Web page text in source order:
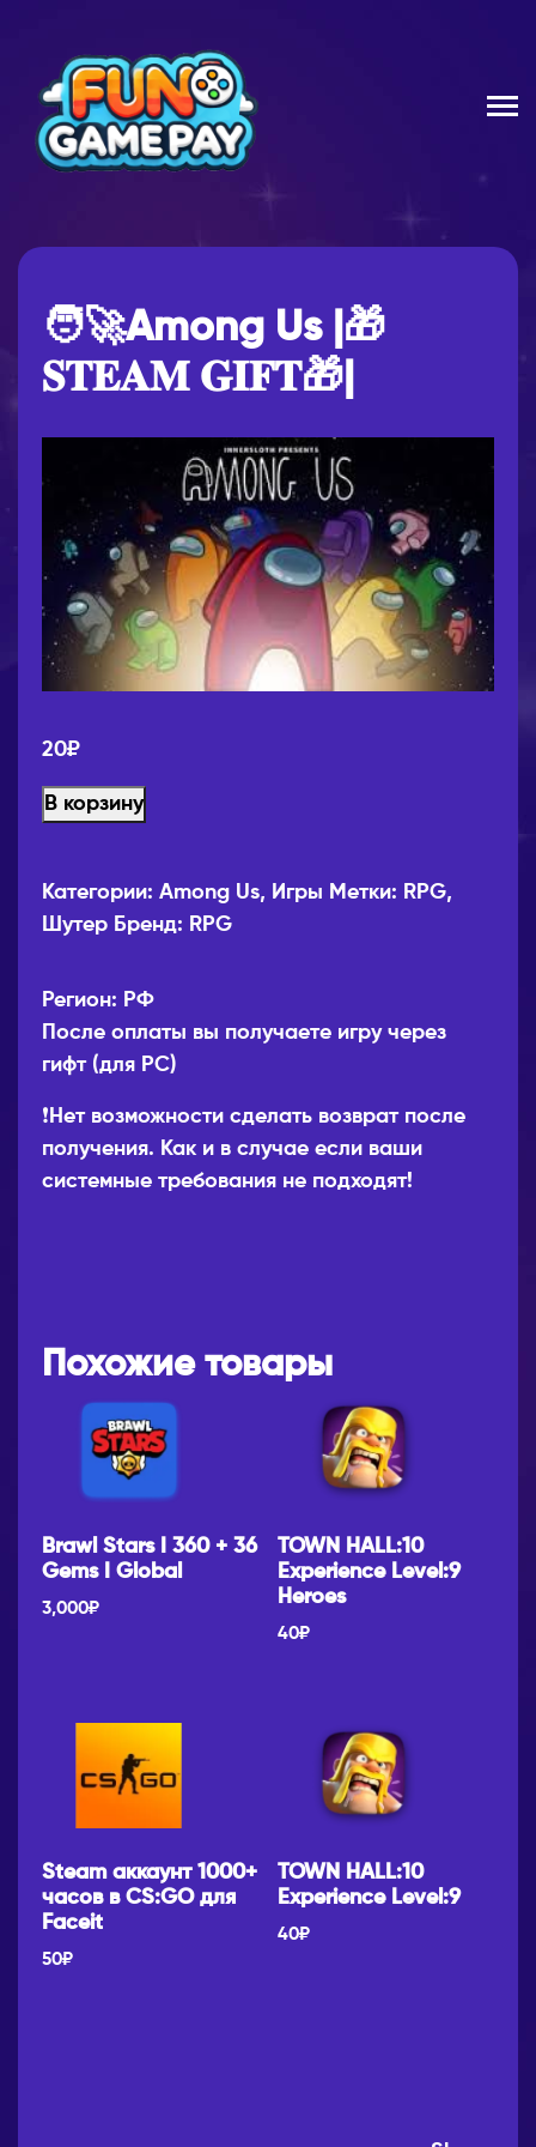
🧑‍🚀Among Us |🎁
𝐒𝐓𝐄𝐀𝐌 𝐆𝐈𝐅𝐓🎁|
20₽
В корзину
Категории: Among Us, Игры Метки: RPG,
Шутер Бренд: RPG
Регион: РФ
После оплаты вы получаете игру через
гифт (для PC)
❗Нет возможности сделать возврат после
получения. Как и в случае если ваши
системные требования не подходят!
Похожие товары
Brawl Stars I 360 + 36
Gems I Global
3,000₽
TOWN HALL:10
Experience Level:9
Heroes
40₽
Steam аккаунт 1000+
часов в CS:GO для
Faceit
50₽
TOWN HALL:10
Experience Level:9
40₽